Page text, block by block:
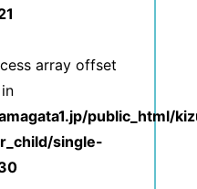
array offset
public_html/
single-